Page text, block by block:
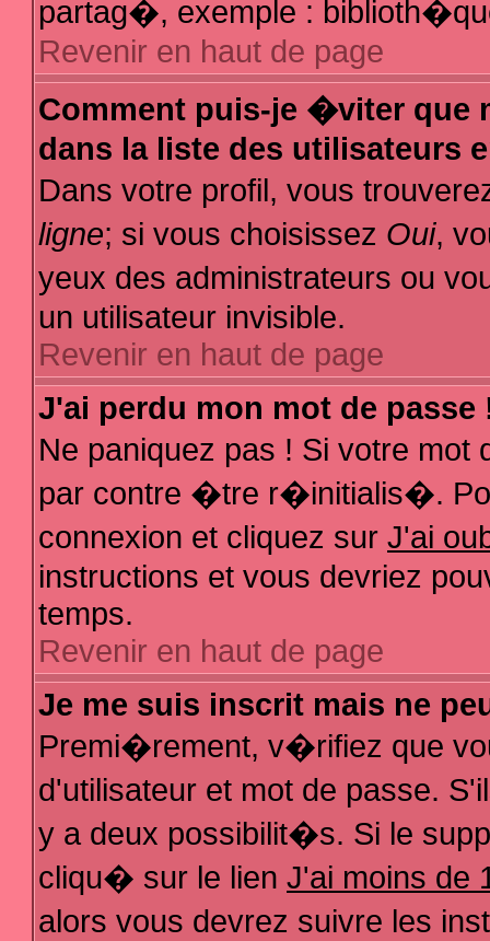
partag�, exemple :
Revenir en haut de page
Comment puis-je �viter que
dans la liste des utilisateurs
Dans votre profil, vous
ligne; si vous choisissez Oui,
yeux des administrateurs ou
un utilisateur invisible.
Revenir en haut de page
J'ai perdu mon mot de passe
Ne paniquez pas ! Si votre
par contre �tre r�initialis�.
connexion et cliquez sur J'ai
instructions et vous devriez
temps.
Revenir en haut de page
Je me suis inscrit mais ne
Premi�rement, v�rifiez que
d'utilisateur et mot de passe.
y a deux possibilit�s. Si le
cliqu� sur le lien J'ai moins de
alors vous devrez suivre les